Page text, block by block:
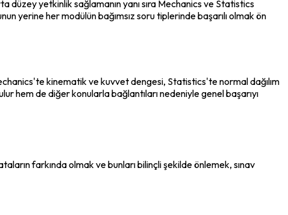
yetkinlik sağlamanın yanı sıra Mechanics ve Statistics
yerine her modülün bağımsız soru tiplerinde başarılı olmak ön
kinematik ve kuvvet dengesi, Statistics'te normal dağılım
hem de diğer konularla bağlantıları nedeniyle genel başarıyı
farkında olmak ve bunları bilinçli şekilde önlemek, sınav